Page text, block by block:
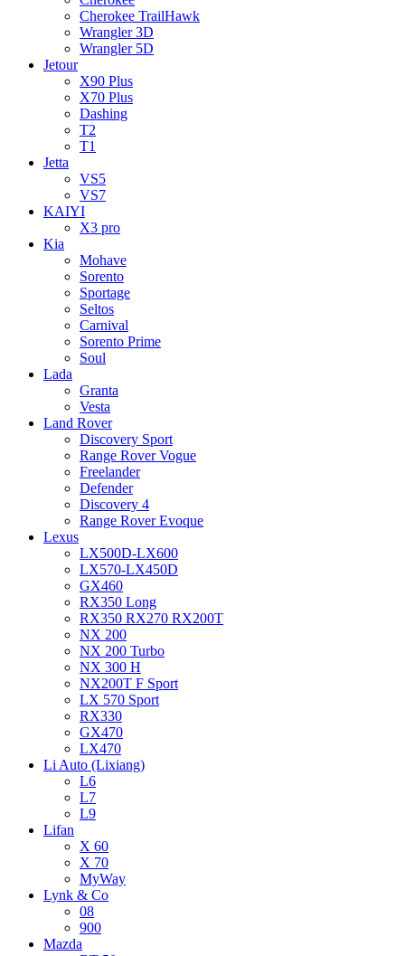
Cherokee TrailHawk
Wrangler 3D
Wrangler 5D
Jetour
X90 Plus
X70 Plus
Dashing
T2
T1
Jetta
VS5
VS7
KAIYI
X3 pro
Kia
Mohave
Sorento
Sportage
Seltos
Carnival
Sorento Prime
Soul
Lada
Granta
Vesta
Land Rover
Discovery Sport
Range Rover Vogue
Freelander
Defender
Discovery 4
Range Rover Evoque
Lexus
LX500D-LX600
LX570-LX450D
GX460
RX350 Long
RX350 RX270 RX200T
NX 200
NX 200 Turbo
NX 300 H
NX200T F Sport
LX 570 Sport
RX330
GX470
LX470
Li Auto (Lixiang)
L6
L7
L9
Lifan
X 60
X 70
MyWay
Lynk & Co
08
900
Mazda